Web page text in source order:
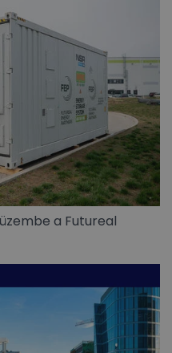
a Futureal